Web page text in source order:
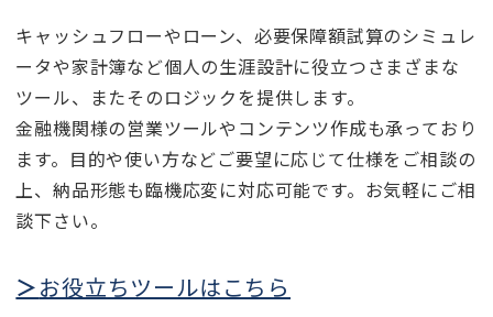
キャッシュフローやローン、必要保障額試算のシミュレ
ータや家計簿など個人の生涯設計に役立つさまざまな
ツール、またそのロジックを提供します。
金融機関様の営業ツールやコンテンツ作成も承っており
ます。目的や使い方などご要望に応じて仕様をご相談の
上、納品形態も臨機応変に対応可能です。お気軽にご相
談下さい。
＞お役立ちツールはこちら